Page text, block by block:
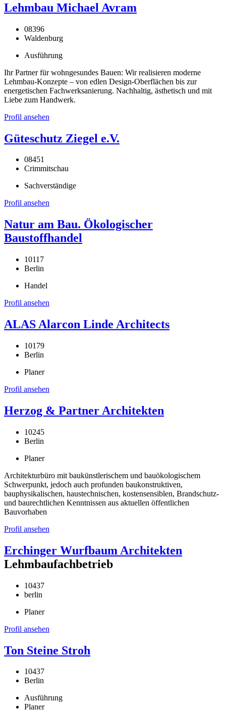
Lehmbau Michael Avram
08396
Waldenburg
Ausführung
Ihr Partner für wohngesundes Bauen: Wir realisieren moderne
Lehmbau-Konzepte – von edlen Design-Oberflächen bis zur
energetischen Fachwerksanierung. Nachhaltig, ästhetisch und mit
Liebe zum Handwerk.
Profil ansehen
Güteschutz Ziegel e.V.
08451
Crimmitschau
Sachverständige
Profil ansehen
Natur am Bau. Ökologischer
Baustoffhandel
10117
Berlin
Handel
Profil ansehen
ALAS Alarcon Linde Architects
10179
Berlin
Planer
Profil ansehen
Herzog & Partner Architekten
10245
Berlin
Planer
Architekturbüro mit baukünstlerischem und bauökologischem
Schwerpunkt, jedoch auch profunden baukonstruktiven,
bauphysikalischen, haustechnischen, kostensensiblen, Brandschutz-
und baurechtlichen Kenntnissen aus aktuellen öffentlichen
Bauvorhaben
Profil ansehen
Erchinger Wurfbaum Architekten
Lehmbaufachbetrieb
10437
berlin
Planer
Profil ansehen
Ton Steine Stroh
10437
Berlin
Ausführung
Planer